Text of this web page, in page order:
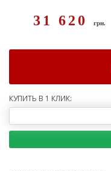
31 620грн.
КУПИТЬ В 1 КЛИК: